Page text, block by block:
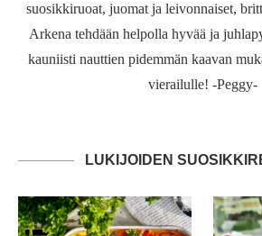
suosikkiruoat, juomat ja leivonnaiset,
Arkena tehdään helpolla hyvää ja
kauniisti nauttien pidemmän kaavan
vierailulle! -Peggy-
LUKIJOIDEN